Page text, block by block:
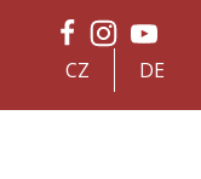
CZ DE